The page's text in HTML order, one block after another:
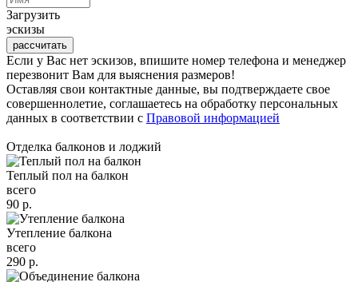
Загрузить
эскизы
рассчитать
Если у Вас нет эскизов, впишите номер телефона и менеджер
перезвонит Вам для выяснения размеров!
Оставляя свои контактные данные, вы подтверждаете свое
совершеннолетие, соглашаетесь на обработку персональных
данных в соответствии с Правовой информацией
Отделка балконов и лоджий
Теплый пол на балкон
всего
90 р.
Утепление балкона
всего
290 р.